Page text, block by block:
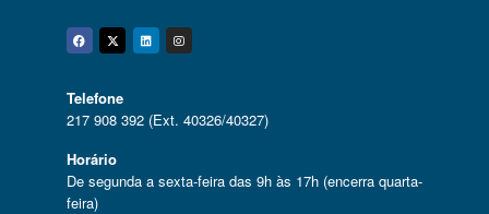
Facebook
Twitter
Linkedin
Instagram
Telefone
217 908 392 (Ext. 40326/40327)
Horário
De segunda a sexta-feira das 9h às 17h (encerra quarta-
feira)